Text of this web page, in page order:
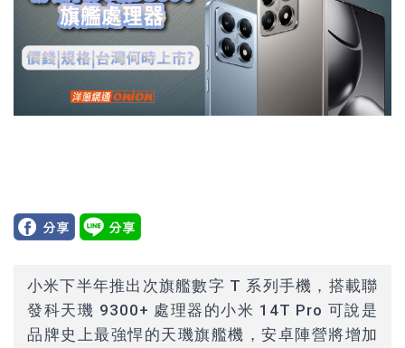
小米下半年推出次旗艦數字 T 系列手機，搭載聯
發科天璣 9300+ 處理器的小米 14T Pro 可說是
品牌史上最強悍的天璣旗艦機，安卓陣營將增加